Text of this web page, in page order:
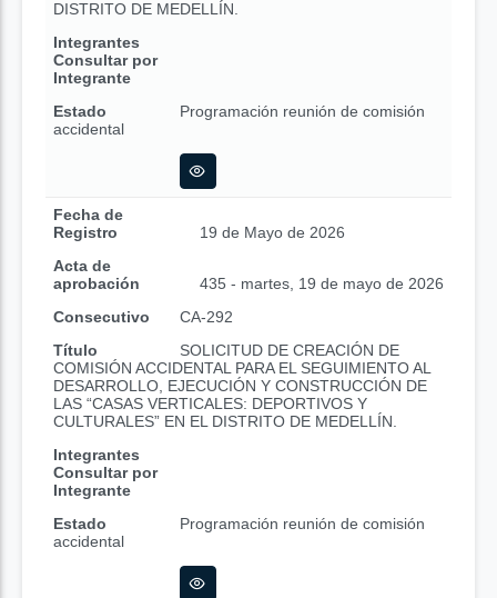
DISTRITO DE MEDELLÍN.
Integrantes
Consultar por
Integrante
Estado
Programación reunión de comisión
accidental
Fecha de
Registro
19 de Mayo de 2026
Acta de
aprobación
435 - martes, 19 de mayo de 2026
Consecutivo
CA-292
Título
SOLICITUD DE CREACIÓN DE
COMISIÓN ACCIDENTAL PARA EL SEGUIMIENTO AL
DESARROLLO, EJECUCIÓN Y CONSTRUCCIÓN DE
LAS “CASAS VERTICALES: DEPORTIVOS Y
CULTURALES” EN EL DISTRITO DE MEDELLÍN.
Integrantes
Consultar por
Integrante
Estado
Programación reunión de comisión
accidental